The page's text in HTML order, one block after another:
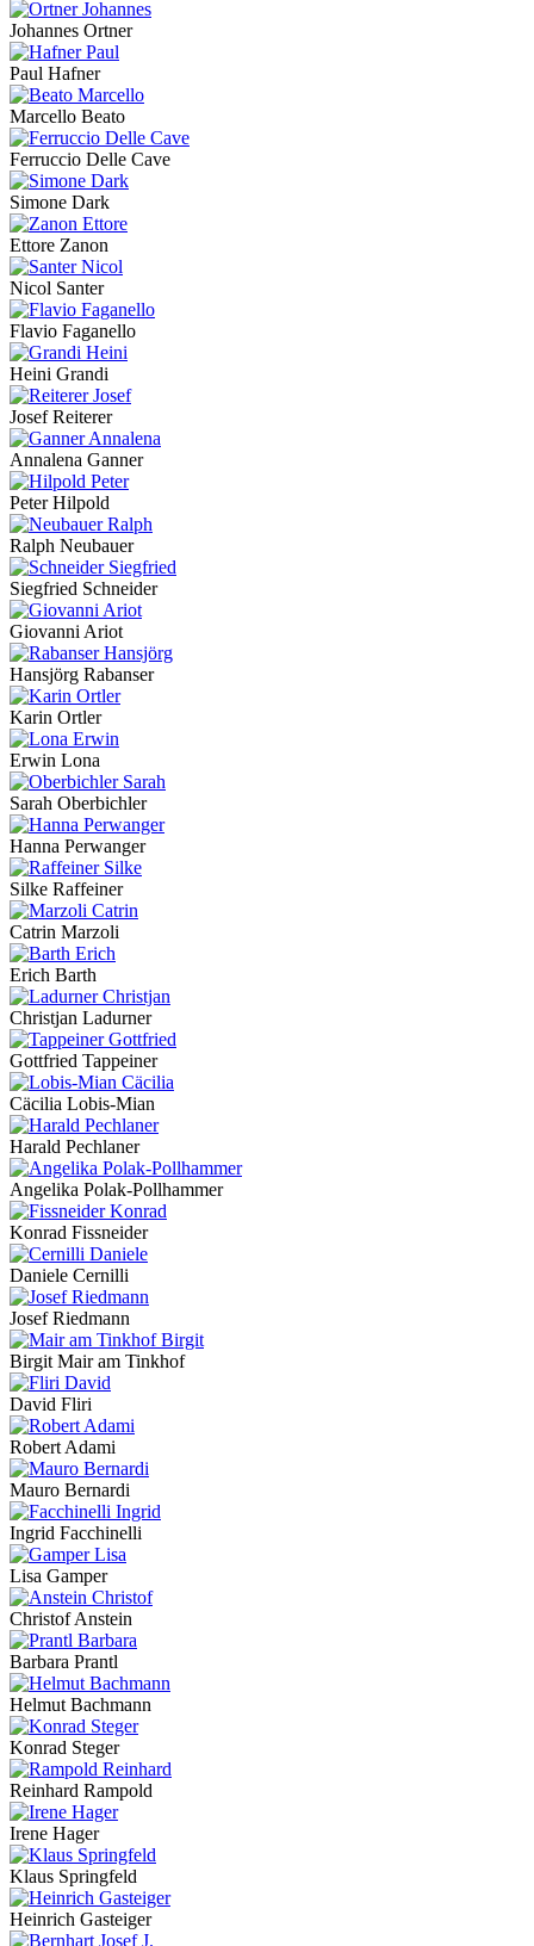
Johannes Ortner
Paul Hafner
Marcello Beato
Ferruccio Delle Cave
Simone Dark
Ettore Zanon
Nicol Santer
Flavio Faganello
Heini Grandi
Josef Reiterer
Annalena Ganner
Peter Hilpold
Ralph Neubauer
Siegfried Schneider
Giovanni Ariot
Hansjörg Rabanser
Karin Ortler
Erwin Lona
Sarah Oberbichler
Hanna Perwanger
Silke Raffeiner
Catrin Marzoli
Erich Barth
Christjan Ladurner
Gottfried Tappeiner
Cäcilia Lobis-Mian
Harald Pechlaner
Angelika Polak-Pollhammer
Konrad Fissneider
Daniele Cernilli
Josef Riedmann
Birgit Mair am Tinkhof
David Fliri
Robert Adami
Mauro Bernardi
Ingrid Facchinelli
Lisa Gamper
Christof Anstein
Barbara Prantl
Helmut Bachmann
Konrad Steger
Reinhard Rampold
Irene Hager
Klaus Springfeld
Heinrich Gasteiger